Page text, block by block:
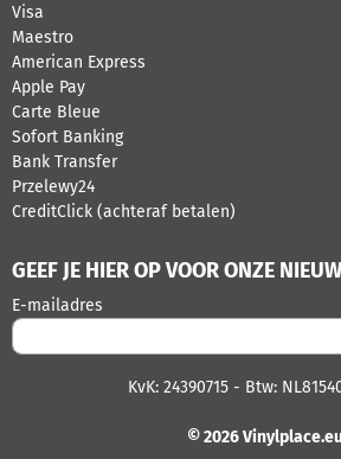
Visa
Maestro
American Express
Apple Pay
Carte Bleue
Sofort Banking
Bank Transfer
Przelewy24
CreditClick (achteraf betalen)
GEEF JE HIER OP VOOR ONZE
E-mailadres
KvK: 24390715 - Btw:
© 2026